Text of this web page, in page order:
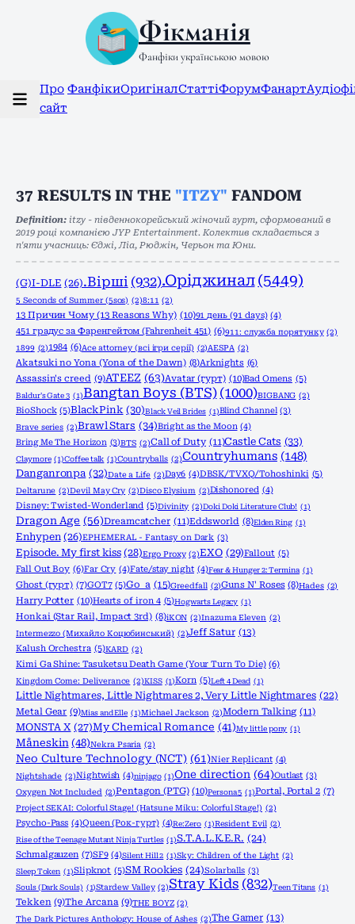
Фікманія
Фанфіки українською мовою
Про
сайт
ФанфікиОригіналСтаттіФорумФанарт
37 RESULTS IN THE "ITZY" FANDOM
Definition: itzy - південнокорейський жіночий гурт, сформований в
2019 році компанією JYP Entertainment. Колектив складається з
п'яти учасниць: Єджі, Ліа, Рюджін, Черьон та Юни.
(G)I-DLE (26).Вірші (932).Оріджинал (5449)
5 Seconds of Summer (5sos) (2)8:11 (2)
13 Причин Чому (13 Reasons Why) (10)91 день (91 days) (4)
451 градус за Фаренгейтом (Fahrenheit 451) (6)911: служба порятунку (2)
1899 (2)1984 (6)Ace attorney (всі ігри серії) (2)AESPA (2)
Akatsuki no Yona (Yona of the Dawn) (8)Arknights (6)
Assassin's creed (9)ATEEZ (63)Avatar (гурт) (10)Bad Omens (5)
Baldur's Gate 3 (1)Bangtan Boys (BTS) (1000)BIGBANG (2)
BioShock (5)BlackPink (30)Black Veil Brides (1)Blind Channel (3)
Brave series (2)Brawl Stars (34)Bright as the Moon (4)
Bring Me The Horizon (3)BTS (2)Call of Duty (11)Castle Cats (33)
Claymore (1)Coffee talk (1)Countryballs (2)Countryhumans (148)
Danganronpa (32)Date a Life (2)Day6 (4)DBSK/TVXQ/Tohoshinki (5)
Deltarune (2)Devil May Cry (2)Disco Elysium (2)Dishonored (4)
Disney: Twisted-Wonderland (5)Divinity (2)Doki Doki Literature Club! (1)
Dragon Age (56)Dreamcatcher (11)Eddsworld (8)Elden Ring (1)
Enhypen (26)EPHEMERAL - Fantasy on Dark (3)
Episode. My first kiss (28)Ergo Proxy (2)EXO (29)Fallout (5)
Fall Out Boy (6)Far Cry (4)Fate/stay night (4)Fear & Hunger 2: Termina (1)
Ghost (гурт) (7)GOT7 (5)Go_a (15)Greedfall (2)Guns N' Roses (8)Hades (2)
Harry Potter (10)Hearts of iron 4 (5)Hogwarts Legacy (1)
Honkai (Star Rail, Impact 3rd) (8)iKON (2)Inazuma Eleven (2)
Intermezzo (Михайло Коцюбинський) (2)Jeff Satur (13)
Kalush Orchestra (5)KARD (2)
Kimi Ga Shine: Tasuketsu Death Game (Your Turn To Die) (6)
Kingdom Come: Deliverance (2)KISS (1)Korn (5)Left 4 Dead (1)
Little Nightmares, Little Nightmares 2, Very Little Nightmares (22)
Metal Gear (9)Mias and Elle (1)Michael Jackson (2)Modern Talking (11)
MONSTA X (27)My Chemical Romance (41)My little pony (1)
Måneskin (48)Nekra Psaria (2)
Neo Culture Technology (NCT) (61)Nier Replicant (4)
Nightshade (2)Nightwish (4)ninjago (1)One direction (64)Outlast (3)
Oxygen Not Included (2)Pentagon (PTG) (10)Persona 5 (1)Portal, Portal 2 (7)
Project SEKAI: Colorful Stage! (Hatsune Miku: Colorful Stage!) (2)
Psycho-Pass (4)Queen (Рок-гурт) (4)Re:Zero (1)Resident Evil (2)
Rise of the Teenage Mutant Ninja Turtles (1)S.T.A.L.K.E.R. (24)
Schmalgauzen (7)SF9 (4)Silent Hill 2 (1)Sky: Children of the Light (2)
Sleep Token (1)Slipknot (5)SM Rookies (24)Solarballs (3)
Souls (Dark Souls) (1)Stardew Valley (2)Stray Kids (832)Teen Titans (1)
Tekken (9)The Arcana (9)THE BOYZ (2)
The Dark Pictures Anthology: House of Ashes (2)The Gamer (13)